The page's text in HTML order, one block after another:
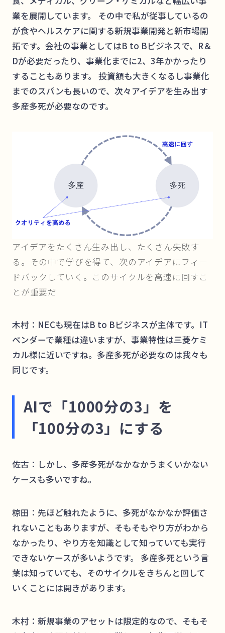
業を展開しています。 その中で私が従事しているの
が食やヘルスケアに関する新規事業開発と新市場開
拓です。会社の事業としてはB to Bビジネスで、R＆
Dが必要だったり、事業化までに2、3年かかったり
することもあります。 投資額も大きくなるし事業化
までのスパンも長いので、次々アイデアを生み出す
多産多死が必要なのです。
アイデアをたくさん生み出し、たくさん失敗す
る。その中で学びを得て、次のアイデアにフィー
ドバックしていく。このサイクルを高速に回すこ
とが重要だ
木村：NECも現在はB to Bビジネスが主体です。IT
ベンダーで業種は違いますが、事業特性は三菱ケミ
カル様に近いですね。多産多死が必要なのは我々も
同じです。
AIで「1000分の3」を
「100分の3」にする
佐古：しかし、多産多死がなかなかうまくいかない
ケースも多いですね。
椋田：先ほど触れたように、多死がなかなか評価さ
れないこともありますが、そもそもやり方がわから
なかったり、やり方を知識として知っていても実行
できないケースが多いようです。 多産多死という言
葉は知っていても、そのサイクルをきちんと回して
いくことには開きがあります。
木村：新規事業のアセットは限定的なので、そもそ